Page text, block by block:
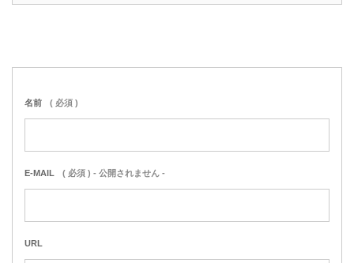
名前 ( 必須 )
E-MAIL ( 必須 ) - 公開されません -
URL